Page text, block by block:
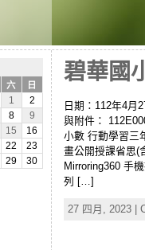
六
日
1
2
8
9
15
16
22
23
29 30
碧華國
日期：112年4月
與附件：
小數 行動學習三
畫公開授課省思(
Mirroring360 手
列 […]
27 四月, 2023 |